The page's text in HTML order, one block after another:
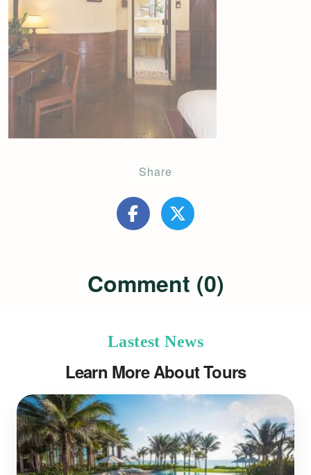
Share
Comment (0)
Lastest News
Learn More About Tours